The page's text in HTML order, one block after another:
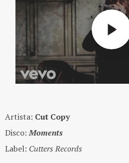
Artista: Cut Copy
Disco:Moments
Label: Cutters Records